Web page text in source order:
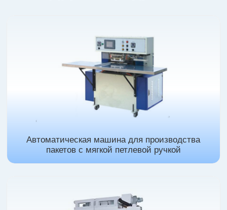
Автоматическая машина для производства
пакетов с мягкой петлевой ручкой